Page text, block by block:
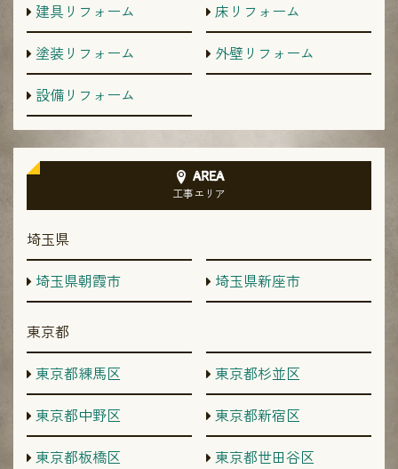
建具リフォーム
床リフォーム
塗装リフォーム
外壁リフォーム
設備リフォーム
AREA
工事エリア
埼玉県
埼玉県朝霞市
埼玉県新座市
東京都
東京都練馬区
東京都杉並区
東京都中野区
東京都新宿区
東京都板橋区
東京都世田谷区